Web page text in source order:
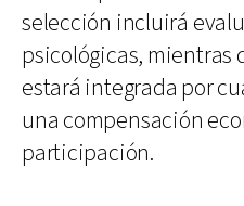
selección incluirá
psicológicas, mientras
estará integrada por
una compensación
participación.